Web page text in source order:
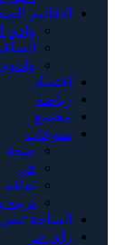
الاقاليم
وادي
اقتصاد
رياضة
مجتمع
منوعات
صحة
فن
ثقافة
تربية
الساحة تيفي
رأي حر